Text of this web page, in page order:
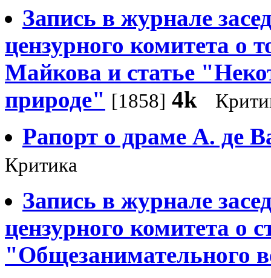
Запись в журнале
цензурного комитета
Майкова и статье
природе" [1858] 4k
Рапорт о драме А. де
Критика
Запись в журнале
цензурного комитета о
"Общезанимательного